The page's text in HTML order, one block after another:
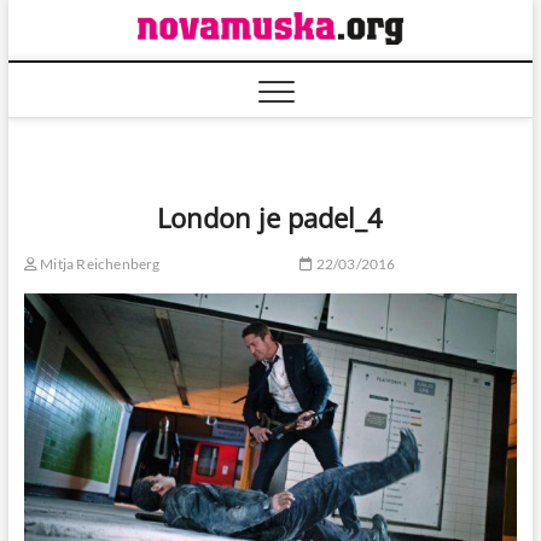
content
London je padel_4
Mitja Reichenberg 22/03/2016